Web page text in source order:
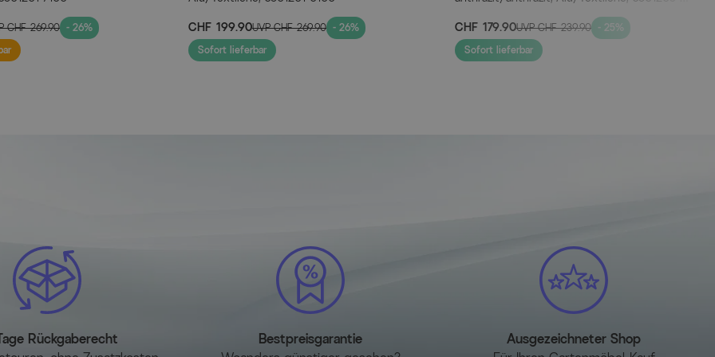
CHF 269.90 - 26%
CHF 199.90UVPCHF 269.90 - 26%
Sofort lieferbar
CHF 179.90UVPCHF 239.90 - 25%
Sofort lieferbar
Rückgaberecht
Bestpreisgarantie
Ausgezeichneter Shop